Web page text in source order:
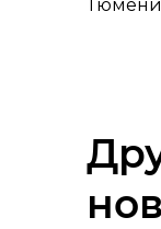
Тюмени